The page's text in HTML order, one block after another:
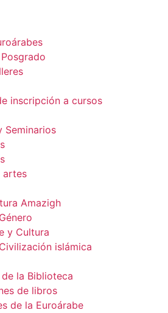
inscripción a cursos
Seminarios
artes
Amazigh
y Cultura
islámica
la Biblioteca
de libros
de la Euroárabe